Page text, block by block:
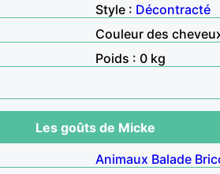
Style : Décontracté
Couleur des
Poids : 0 kg
Les goûts de Micke
Animaux Balade